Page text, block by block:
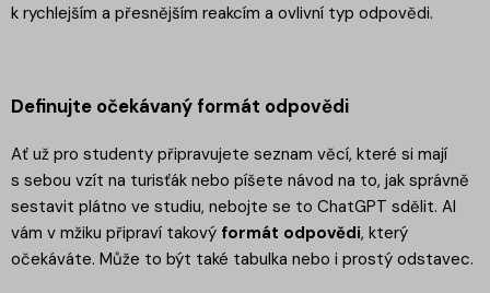
k rychlejším a přesnějším reakcím a ovlivní typ odpovědi.
Definujte očekávaný formát odpovědi
Ať už pro studenty připravujete seznam věcí, které si mají
s sebou vzít na turisťák nebo píšete návod na to, jak správně
sestavit plátno ve studiu, nebojte se to ChatGPT sdělit. AI
vám v mžiku připraví takový formát odpovědi, který
očekáváte. Může to být také tabulka nebo i prostý odstavec.